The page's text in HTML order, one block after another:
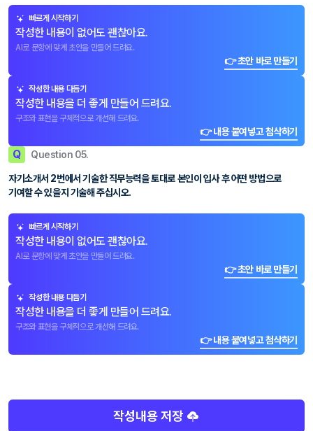
빠르게 시작하기
작성한 내용이 없어도 괜찮아요.
AI로 문항에 맞게 초안을 만들어 드려요.
👉 초안 바로 만들기
작성한 내용 다듬기
작성한 내용을 더 좋게 만들어 드려요.
구조와 표현을 구체적으로 개선해 드려요.
👉 내용 붙여넣고 첨삭하기
Q Question 05.
자기소개서 2번에서 기술한 직무능력을 토대로 본인이 입사 후 어떤 방법으로
기여할 수 있을지 기술해 주십시오.
빠르게 시작하기
작성한 내용이 없어도 괜찮아요.
AI로 문항에 맞게 초안을 만들어 드려요.
👉 초안 바로 만들기
작성한 내용 다듬기
작성한 내용을 더 좋게 만들어 드려요.
구조와 표현을 구체적으로 개선해 드려요.
👉 내용 붙여넣고 첨삭하기
작성내용 저장